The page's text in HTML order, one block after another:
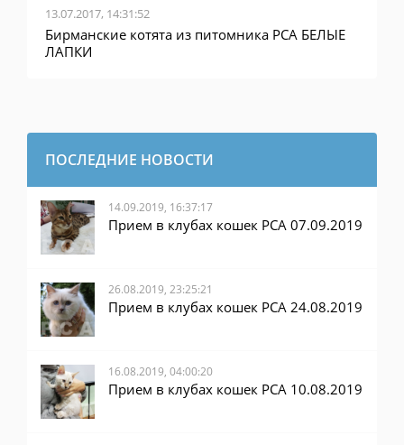
13.07.2017, 14:31:52
Бирманские котята из питомника PCA БЕЛЫЕ
ЛАПКИ
ПОСЛЕДНИЕ НОВОСТИ
14.09.2019, 16:37:17
Прием в клубах кошек PCA 07.09.2019
26.08.2019, 23:25:21
Прием в клубах кошек PCA 24.08.2019
16.08.2019, 04:00:20
Прием в клубах кошек PCA 10.08.2019